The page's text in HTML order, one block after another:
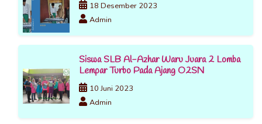
18 Desember 2023
Admin
Siswa SLB Al-Azhar Waru Juara 2 Lomba
Lempar Turbo Pada Ajang O2SN
10 Juni 2023
Admin